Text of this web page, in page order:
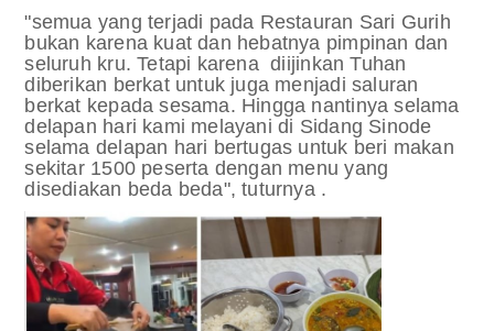
"semua yang terjadi pada Restauran Sari Gurih
bukan karena kuat dan hebatnya pimpinan dan
seluruh kru. Tetapi karena diijinkan Tuhan
diberikan berkat untuk juga menjadi saluran
berkat kepada sesama. Hingga nantinya selama
delapan hari kami melayani di Sidang Sinode
selama delapan hari bertugas untuk beri makan
sekitar 1500 peserta dengan menu yang
disediakan beda beda", tuturnya .